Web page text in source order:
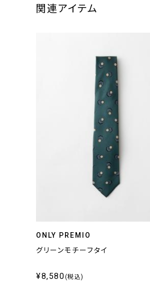
関連アイテム
ONLY PREMIO
グリーンモチーフタイ
¥8,580(税込)